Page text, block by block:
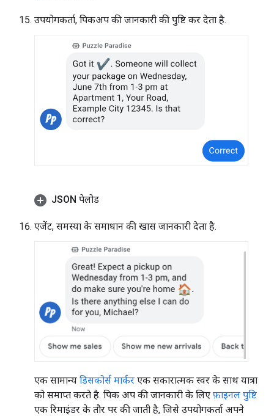
उपयोगकर्ता, पिकअप की जानकारी की पुष्टि कर देता है.
JSON पेलोड
एजेंट, समस्या के समाधान की खास जानकारी देता है.
एक सामान्य डिसकोर्स मार्कर एक सकारात्मक स्वर के साथ यात्रा
को समाप्त करते है. पिक अप की जानकारी के लिए फ़ाइनल पुष्टि
एक रिमाइंडर के तौर पर की जाती है, जिसे उपयोगकर्ता अपने